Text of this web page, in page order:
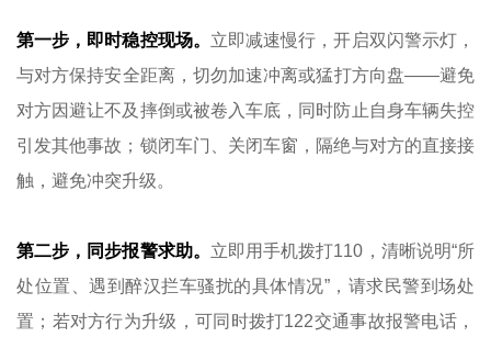
第一步，即时稳控现场。 立即减速慢行，开启双闪警示灯，
与对方保持安全距离，切勿加速冲离或猛打方向盘——避免
对方因避让不及摔倒或被卷入车底，同时防止自身车辆失控
引发其他事故；锁闭车门、关闭车窗，隔绝与对方的直接接
触，避免冲突升级。
第二步，同步报警求助。 立即用手机拨打110，清晰说明“所
处位置、遇到醉汉拦车骚扰的具体情况”，请求民警到场处
置；若对方行为升级，可同时拨打122交通事故报警电话，